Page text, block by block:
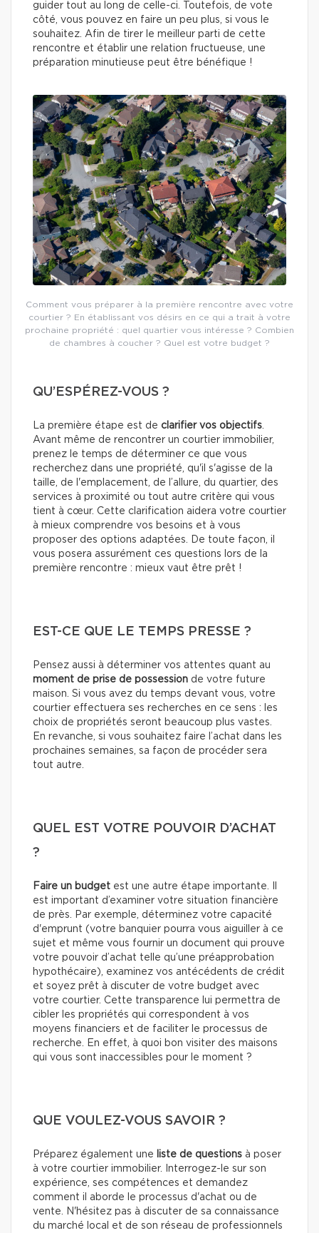
guider tout au long de celle-ci. Toutefois, de vote
côté, vous pouvez en faire un peu plus, si vous le
souhaitez. Afin de tirer le meilleur parti de cette
rencontre et établir une relation fructueuse, une
préparation minutieuse peut être bénéfique !
Comment vous préparer à la première rencontre avec votre
courtier ? En établissant vos désirs en ce qui a trait à votre
prochaine propriété : quel quartier vous intéresse ? Combien
de chambres à coucher ? Quel est votre budget ?
QU’ESPÉREZ-VOUS ?
La première étape est de clarifier vos objectifs
Avant même de rencontrer un courtier immobilier,
prenez le temps de déterminer ce que vous
recherchez dans une propriété, qu'il s'agisse de la
taille, de l'emplacement, de l’allure, du quartier, des
services à proximité ou tout autre critère qui vous
tient à cœur. Cette clarification aidera votre courtier
à mieux comprendre vos besoins et à vous
proposer des options adaptées. De toute façon, il
vous posera assurément ces questions lors de la
première rencontre : mieux vaut être prêt !
EST-CE QUE LE TEMPS PRESSE ?
Pensez aussi à déterminer vos attentes quant au
moment de prise de possession de votre future
maison. Si vous avez du temps devant vous, votre
courtier effectuera ses recherches en ce sens : les
choix de propriétés seront beaucoup plus vastes.
En revanche, si vous souhaitez faire l’achat dans les
prochaines semaines, sa façon de procéder sera
tout autre.
QUEL EST VOTRE POUVOIR D’ACHAT
?
Faire un budget est une autre étape importante. Il
est important d’examiner votre situation financière
de près. Par exemple, déterminez votre capacité
d'emprunt (votre banquier pourra vous aiguiller à ce
sujet et même vous fournir un document qui prouve
votre pouvoir d’achat telle qu’une préapprobation
hypothécaire), examinez vos antécédents de crédit
et soyez prêt à discuter de votre budget avec
votre courtier. Cette transparence lui permettra de
cibler les propriétés qui correspondent à vos
moyens financiers et de faciliter le processus de
recherche. En effet, à quoi bon visiter des maisons
qui vous sont inaccessibles pour le moment ?
QUE VOULEZ-VOUS SAVOIR ?
Préparez également une liste de questions à poser
à votre courtier immobilier. Interrogez-le sur son
expérience, ses compétences et demandez
comment il aborde le processus d'achat ou de
vente. N'hésitez pas à discuter de sa connaissance
du marché local et de son réseau de professionnels